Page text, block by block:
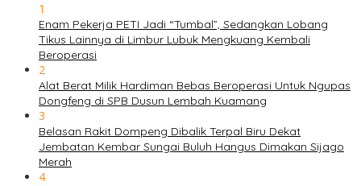
1
Enam Pekerja PETI Jadi “Tumbal”, Sedangkan Lobang
Tikus Lainnya di Limbur Lubuk Mengkuang Kembali
Beroperasi
2
Alat Berat Milik Hardiman Bebas Beroperasi Untuk Ngupas
Dongfeng di SPB Dusun Lembah Kuamang
3
Belasan Rakit Dompeng Dibalik Terpal Biru Dekat
Jembatan Kembar Sungai Buluh Hangus Dimakan Sijago
Merah
4